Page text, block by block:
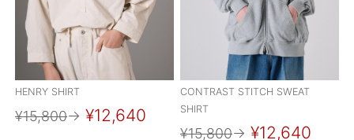
HENRY SHIRT
¥15,800→ ¥12,640
CONTRAST STITCH SWEAT
SHIRT
¥15,800→ ¥12,640